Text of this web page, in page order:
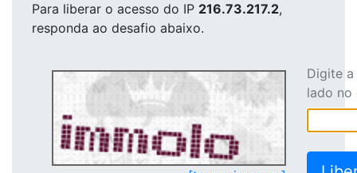
Para liberar o acesso do IP 216.73.217.2,
responda ao desafio abaixo.
Digite
lado no